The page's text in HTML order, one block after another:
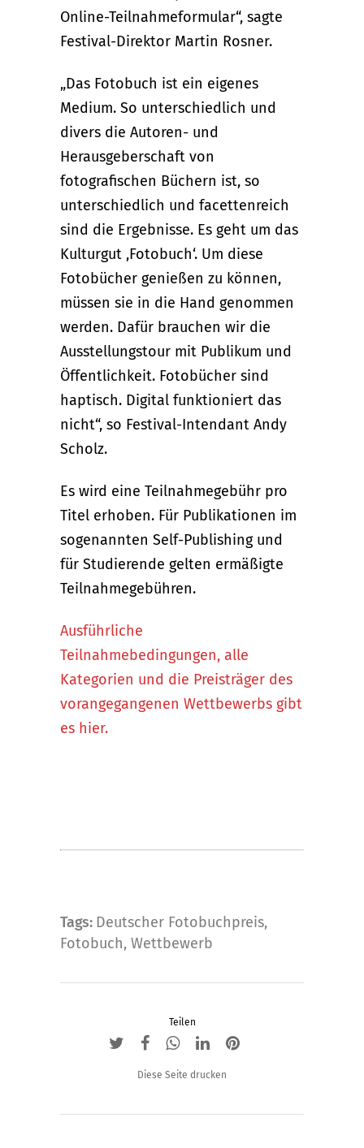
Online-Teilnahmeformular“, sagte
Festival-Direktor Martin Rosner.
„Das Fotobuch ist ein eigenes
Medium. So unterschiedlich und
divers die Autoren- und
Herausgeberschaft von
fotografischen Büchern ist, so
unterschiedlich und facettenreich
sind die Ergebnisse. Es geht um das
Kulturgut ,Fotobuch‘. Um diese
Fotobücher genießen zu können,
müssen sie in die Hand genommen
werden. Dafür brauchen wir die
Ausstellungstour mit Publikum und
Öffentlichkeit. Fotobücher sind
haptisch. Digital funktioniert das
nicht“, so Festival-Intendant Andy
Scholz.
Es wird eine Teilnahmegebühr pro
Titel erhoben. Für Publikationen im
sogenannten Self-Publishing und
für Studierende gelten ermäßigte
Teilnahmegebühren.
Ausführliche
Teilnahmebedingungen, alle
Kategorien und die Preisträger des
vorangegangenen Wettbewerbs gibt
es hier.
Tags: Deutscher Fotobuchpreis,
Fotobuch, Wettbewerb
Teilen
Diese Seite drucken